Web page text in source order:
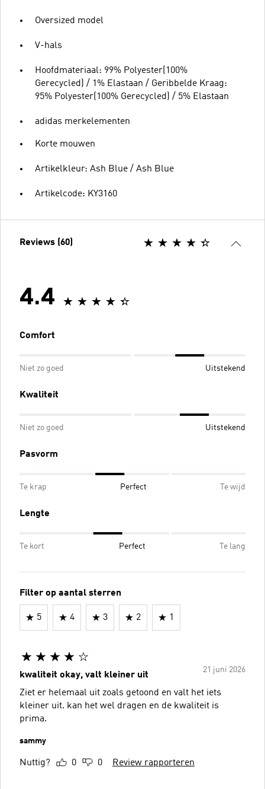
Oversized model
V-hals
Hoofdmateriaal: 99% Polyester(100%
Gerecycled) / 1% Elastaan / Geribbelde Kraag:
95% Polyester(100% Gerecycled) / 5% Elastaan
adidas merkelementen
Korte mouwen
Artikelkleur: Ash Blue / Ash Blue
Artikelcode: KY3160
Reviews (60)
4.4
Comfort
Niet zo goed Uitstekend
Kwaliteit
Niet zo goed Uitstekend
Pasvorm
Te krap Perfect Te wijd
Lengte
Te kort Perfect Te lang
Filter op aantal sterren
5 4 3 2 1
21 juni 2026
kwaliteit okay, valt kleiner uit
Ziet er helemaal uit zoals getoond en valt het iets
kleiner uit. kan het wel dragen en de kwaliteit is
prima.
sammy
Nuttig? 0 0 Review rapporteren